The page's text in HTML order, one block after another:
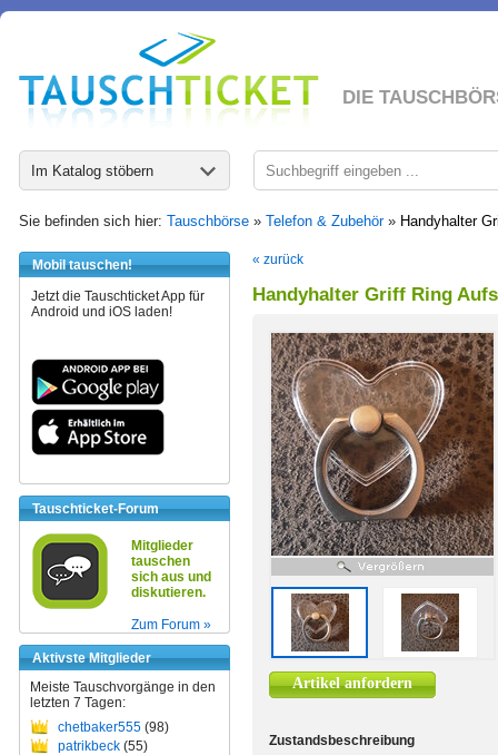
DIE
Im Katalog stöbern
Sie befinden sich hier: Tauschbörse » Telefon & Zubehör» Handyhalter
Mobil tauschen!
Jetzt die Tauschticket App für
Android und iOS laden!
Tauschticket-Forum
Mitglieder
tauschen
sich aus und
diskutieren.
Zum Forum »
Aktivste Mitglieder
Meiste Tauschvorgänge in den
letzten 7 Tagen:
chetbaker555 (98)
patrikbeck (55)
« zurück
Handyhalter Griff Ring
Artikel anfordern
Zustandsbeschreibung